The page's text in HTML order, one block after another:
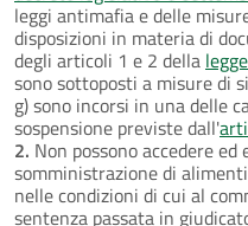
leggi antimafia e delle
disposizioni in materia di
degli articoli 1 e 2 della
sono sottoposti a misure di
g) sono incorsi in una delle
sospensione previste dall'
2. Non possono accedere
somministrazione di
nelle condizioni di cui al
sentenza passata in